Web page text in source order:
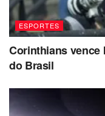
ESPORTES
Corinthians vence
do Brasil